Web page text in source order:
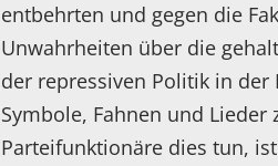
entbehrten und gegen die
Unwahrheiten über die
der repressiven Politik in
Symbole, Fahnen und
Parteifunktionäre dies tun,